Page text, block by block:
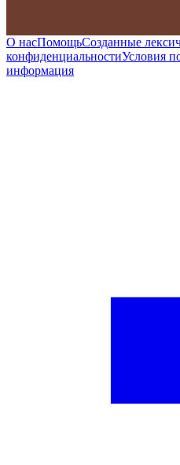
О насПомощьСозданные
конфиденциальностиУсловия
информация